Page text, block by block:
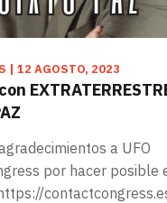
| 12 AGOSTO, 2023
a UFO
por hacer posible